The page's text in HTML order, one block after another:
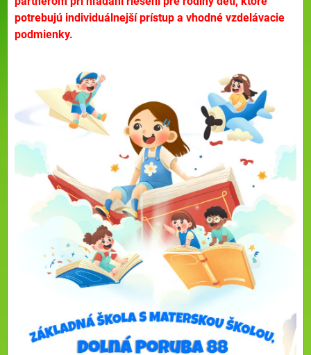
potrebujú individuálnejší prístup a vhodné vzdelávacie
podmienky.